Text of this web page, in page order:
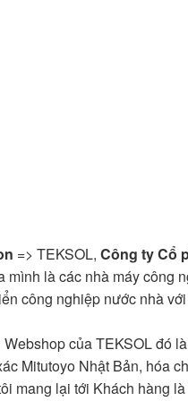
=> TEKSOL, Công ty Cổ
là các nhà máy công
công nghiệp nước nhà
của TEKSOL đó
Mitutoyo Nhật Bản, hóa
lại tới Khách hàng